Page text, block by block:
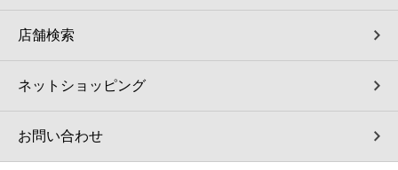
店舗検索
ネットショッピング
お問い合わせ